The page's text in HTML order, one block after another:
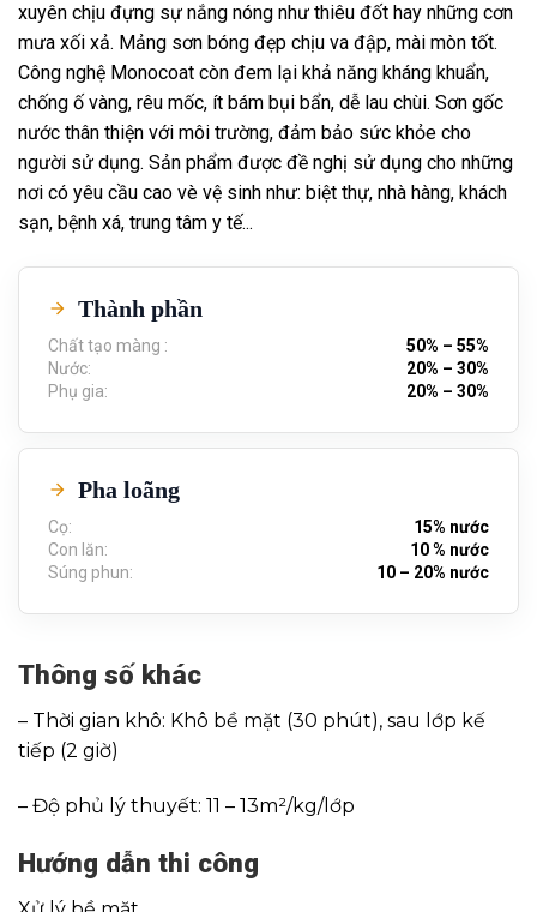
xuyên chịu đựng sự nắng nóng như thiêu đốt hay những cơn
mưa xối xả. Mảng sơn bóng đẹp chịu va đập, mài mòn tốt.
Công nghệ Monocoat còn đem lại khả năng kháng khuẩn,
chống ố vàng, rêu mốc, ít bám bụi bẩn, dễ lau chùi. Sơn gốc
nước thân thiện với môi trường, đảm bảo sức khỏe cho
người sử dụng. Sản phẩm được đề nghị sử dụng cho những
nơi có yêu cầu cao vè vệ sinh như: biệt thự, nhà hàng, khách
sạn, bệnh xá, trung tâm y tế...
Thành phần
Chất tạo màng :
50% – 55%
Nước:
20% – 30%
Phụ gia:
20% – 30%
Pha loãng
Cọ:
15% nước
Con lăn:
10 % nước
Súng phun:
10 – 20% nước
Thông số khác
– Thời gian khô: Khô bề mặt (30 phút), sau lớp kế
tiếp (2 giờ)
– Độ phủ lý thuyết: 11 – 13m²/kg/lớp
Hướng dẫn thi công